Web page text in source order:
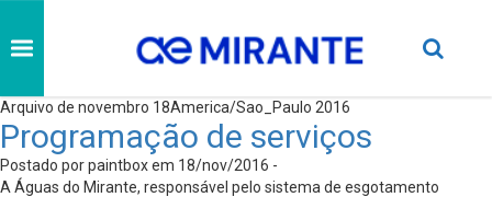
Arquivo de novembro 18America/Sao_Paulo 2016
Programação de serviços
Postado por paintbox em 18/nov/2016 -
A Águas do Mirante, responsável pelo sistema de esgotamento